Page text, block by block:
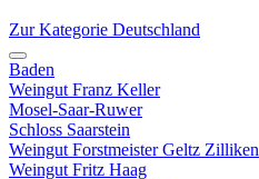
Zur Kategorie Deutschland
Baden
Weingut Franz Keller
Mosel-Saar-Ruwer
Schloss Saarstein
Weingut Forstmeister Geltz Zilliken
Weingut Fritz Haag